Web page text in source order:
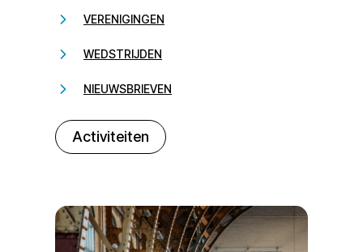
VERENIGINGEN
WEDSTRIJDEN
NIEUWSBRIEVEN
Activiteiten
232323